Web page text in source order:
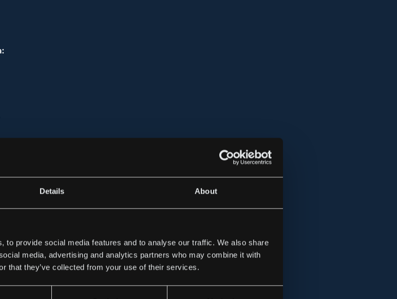
Details About
to provide social media features and to analyse our traffic. We also share
media, advertising and analytics partners who may combine it with
that they’ve collected from your use of their services.
74 317